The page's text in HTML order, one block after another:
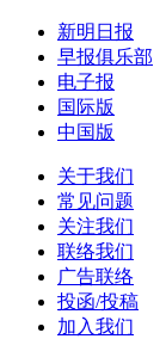
新明日报
早报俱乐部
电子报
国际版
中国版
关于我们
常见问题
关注我们
联络我们
广告联络
投函/投稿
加入我们